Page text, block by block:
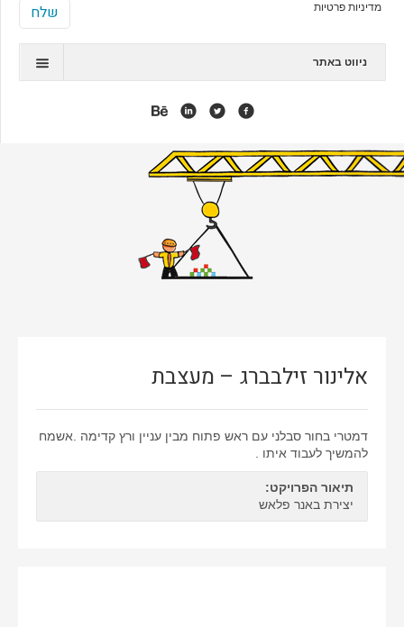
מדיניות פרטיות
ניווט באתר
אנימציה
דפי נחיתה
ווידאו
חיתוך PSD ל-HTML
חנות ווירטואלית
ממשק משתמש
אלינור זילבברג – מעצבת
דמטרי בחור סבלני עם ראש פתוח מבין עניין ורץ קדימה .אשמח
להמשיך לעבוד איתו .
תיאור הפרויקט:
יצירת באנר פלאש